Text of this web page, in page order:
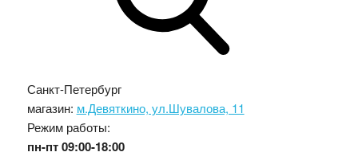
Санкт-Петербург
магазин: м.Девяткино, ул.Шувалова, 11
Режим работы:
пн-пт09:00-18:00